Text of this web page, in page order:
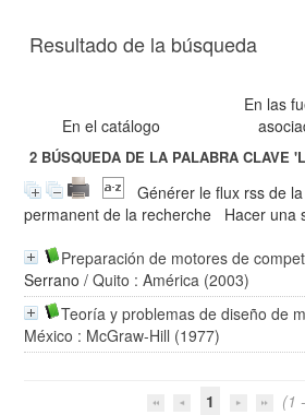
Resultado de la búsqueda
En el catálogo
En las
2 BÚSQUEDA DE LA PALABRA CLAVE
Générer le flux rss de
permanent de la recherche
Hacer una
Preparación de motores de
Serrano / Quito : América (2003)
Teoría y problemas de diseño de
México : McGraw-Hill (1977)
1 (1